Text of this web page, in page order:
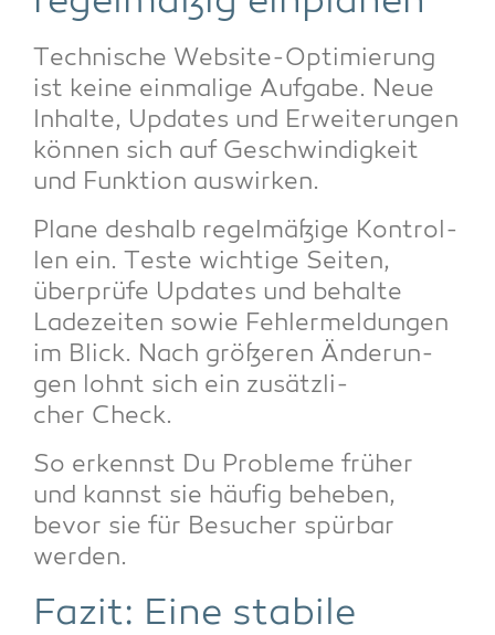
Tech­ni­sche Web­site-Opti­mie­rung
ist kei­ne ein­ma­li­ge Auf­ga­be. Neue
Inhal­te, Updates und Erwei­te­run­gen
kön­nen sich auf Geschwin­dig­keit
und Funk­ti­on auswirken.
Pla­ne des­halb regel­mä­ßi­ge Kon­trol­
len ein. Tes­te wich­ti­ge Sei­ten,
über­prü­fe Updates und behal­te
Lade­zei­ten sowie Feh­ler­mel­dun­gen
im Blick. Nach grö­ße­ren Ände­run­
gen lohnt sich ein zusätz­li­
cher Check.
So erkennst Du Pro­ble­me frü­her
und kannst sie häu­fig behe­ben,
bevor sie für Besu­cher spür­bar
werden.
Fazit: Eine sta­bi­le